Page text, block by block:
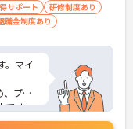
サポート
研修制度あり
職金制度あり
。マイ
プラ
です。
で、働